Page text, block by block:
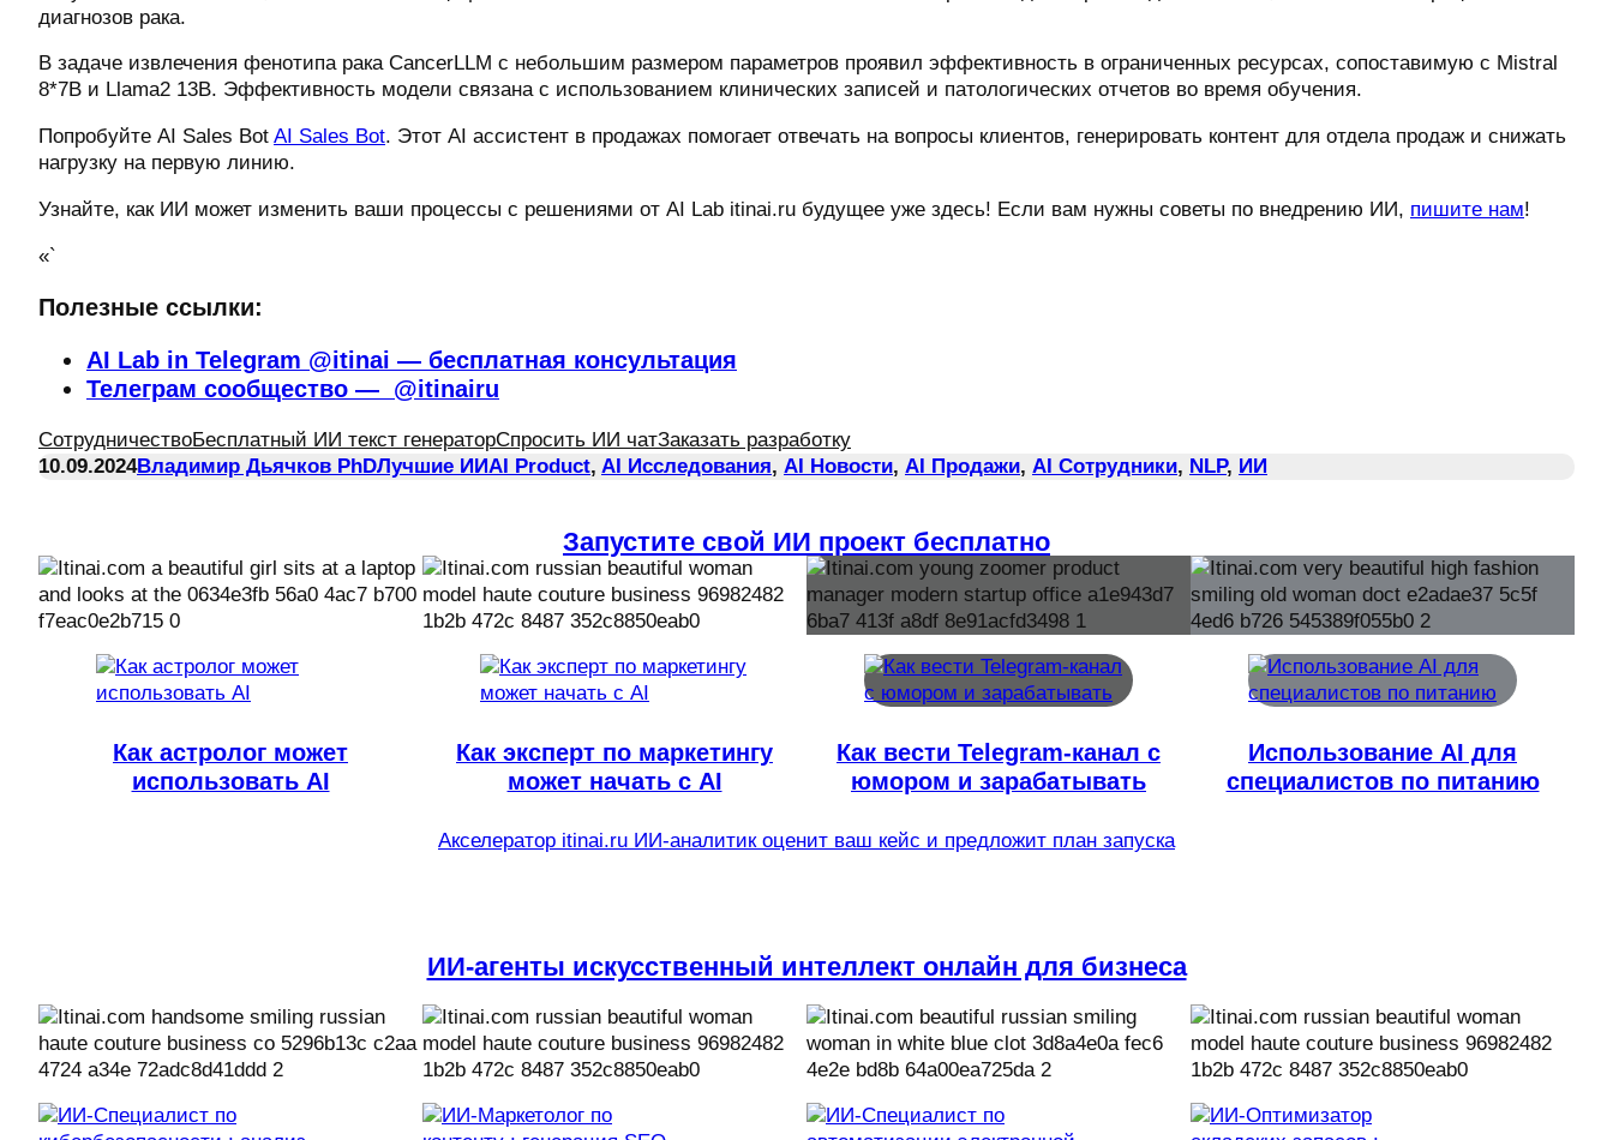
диагнозов рака.
В задаче извлечения фенотипа рака CancerLLM с небольшим размером параметров проявил эффективность в ограниченных ресурсах, сопоставимую с Mistral
8*7B и Llama2 13B. Эффективность модели связана с использованием клинических записей и патологических отчетов во время обучения.
Попробуйте AI Sales Bot AI Sales Bot. Этот AI ассистент в продажах помогает отвечать на вопросы клиентов, генерировать контент для отдела продаж и снижать
нагрузку на первую линию.
Узнайте, как ИИ может изменить ваши процессы с решениями от AI Lab itinai.ru будущее уже здесь! Если вам нужны советы по внедрению ИИ, пишите нам!
«`
Полезные ссылки:
AI Lab in Telegram @itinai — бесплатная консультация
Телеграм сообщество — @itinairu
СотрудничествоБесплатный ИИ текст генераторСпросить ИИ чатЗаказать разработку
10.09.2024Владимир Дьячков PhDЛучшие ИИAI Product, AI Исследования, AI Новости, AI Продажи, AI Сотрудники, NLP, ИИ
Запустите свой ИИ проект бесплатно
Как астролог может
использовать AI
Как эксперт по маркетингу
может начать с AI
Как вести Telegram-канал с
юмором и зарабатывать
Использование AI для
специалистов по питанию
Акселератор itinai.ru ИИ-аналитик оценит ваш кейс и предложит план запуска
ИИ-агенты искусственный интеллект онлайн для бизнеса